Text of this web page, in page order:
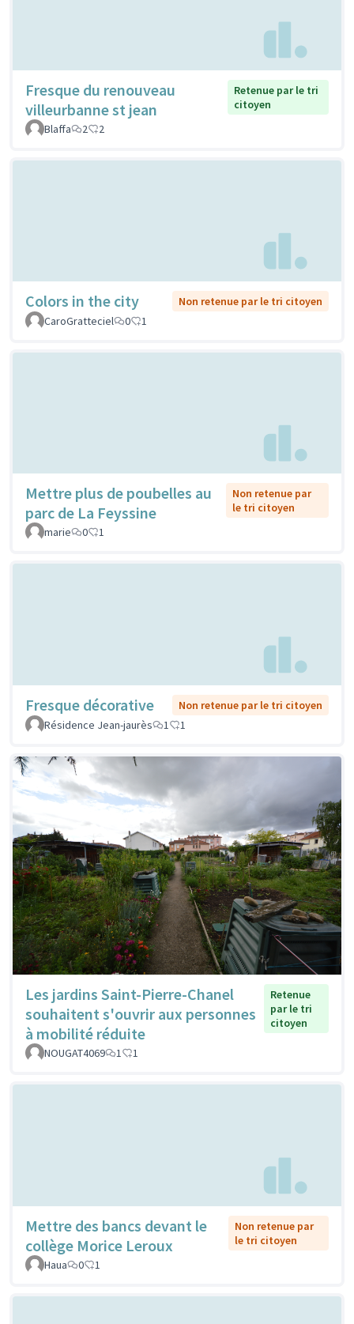
Fresque du renouveau
villeurbanne st jean
Retenue par le tri
citoyen
Blaffa
2 2
Colors in the city
Non retenue par le tri citoyen
CaroGratteciel
0 1
Mettre plus de poubelles au
parc de La Feyssine
Non retenue par
le tri citoyen
marie
0 1
Fresque décorative
Non retenue par le tri citoyen
Résidence Jean-jaurès
1 1
Les jardins Saint-Pierre-Chanel
souhaitent s'ouvrir aux personnes
à mobilité réduite
Retenue
par le tri
citoyen
NOUGAT4069 1 1
Mettre des bancs devant le
collège Morice Leroux
Non retenue par
le tri citoyen
Haua
0 1